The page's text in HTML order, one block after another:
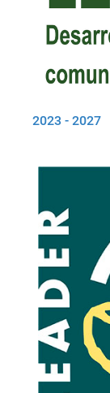
2023 - 2027